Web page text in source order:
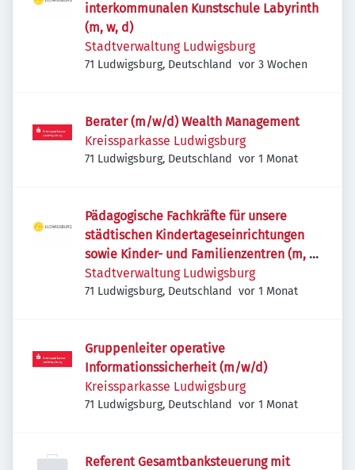
interkommunalen Kunstschule Labyrinth
(m, w, d)
Stadtverwaltung Ludwigsburg
71 Ludwigsburg, Deutschland Veröffentlicht
vor 3 Wochen
Berater (m/w/d) Wealth Management
Kreissparkasse Ludwigsburg
71 Ludwigsburg, Deutschland Veröffentlicht
vor 1 Monat
Pädagogische Fachkräfte für unsere
städtischen Kindertageseinrichtungen
sowie Kinder- und Familienzentren (m, w,
d)
Stadtverwaltung Ludwigsburg
71 Ludwigsburg, Deutschland Veröffentlicht
vor 1 Monat
Gruppenleiter operative
Informationssicherheit (m/w/d)
Kreissparkasse Ludwigsburg
71 Ludwigsburg, Deutschland Veröffentlicht
vor 1 Monat
Referent Gesamtbanksteuerung mit